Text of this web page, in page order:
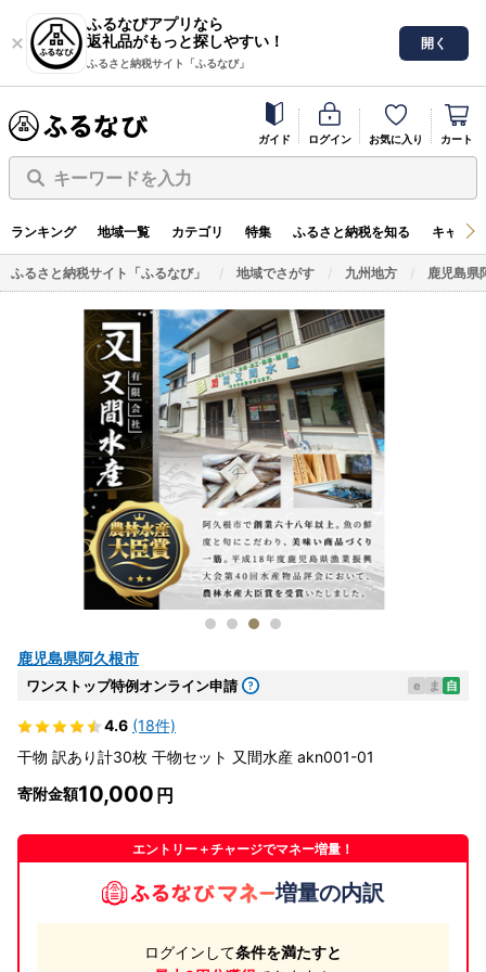
ふるなびアプリなら
返礼品がもっと探しやすい！
ふるさと納税サイト「ふるなび」
開く
ガイド ログイン お気に入り カート
キーワードを入力
ランキング 地域一覧 カテゴリ 特集 ふるさと納税を知る キャン
ふるさと納税サイト「ふるなび」 地域でさがす 九州地方 鹿児島県
鹿児島県阿久根市
ワンストップ特例オンライン申請 e ま 自
4.6 (18件)
干物 訳あり計30枚 干物セット 又間水産 akn001-01
寄附金額10,000
エントリー＋チャージでマネー増量！
増量の内訳
ログインして条件を満たすと